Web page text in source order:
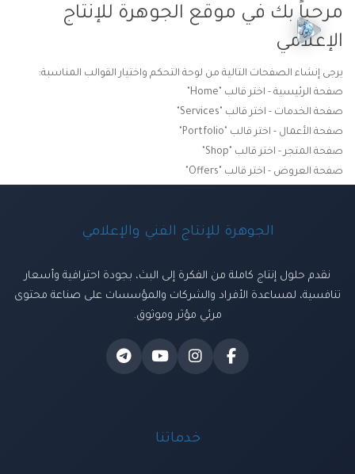
مرحباً بك في موقع الجوهرة للإنتاج
الإعلامي
يرجى إنشاء الصفحات التالية من لوحة التحكم واختيار القوالب المناسبة:
صفحة الرئيسية - اختر قالب "Home"
صفحة الخدمات - اختر قالب "Services"
صفحة الأعمال - اختر قالب "Portfolio"
صفحة المتجر - اختر قالب "Shop"
صفحة العروض - اختر قالب "Offers"
الجوهرة للإنتاج الفني والإعلامي
نقدم حلول إنتاج كاملة من الفكرة إلى البث، بجودة احترافية وأسعار
تنافسية، لمساعدة الأفراد والشركات والمؤسسات على صناعة محتوى
مرئي مؤثر وموثوق.
خدماتنا